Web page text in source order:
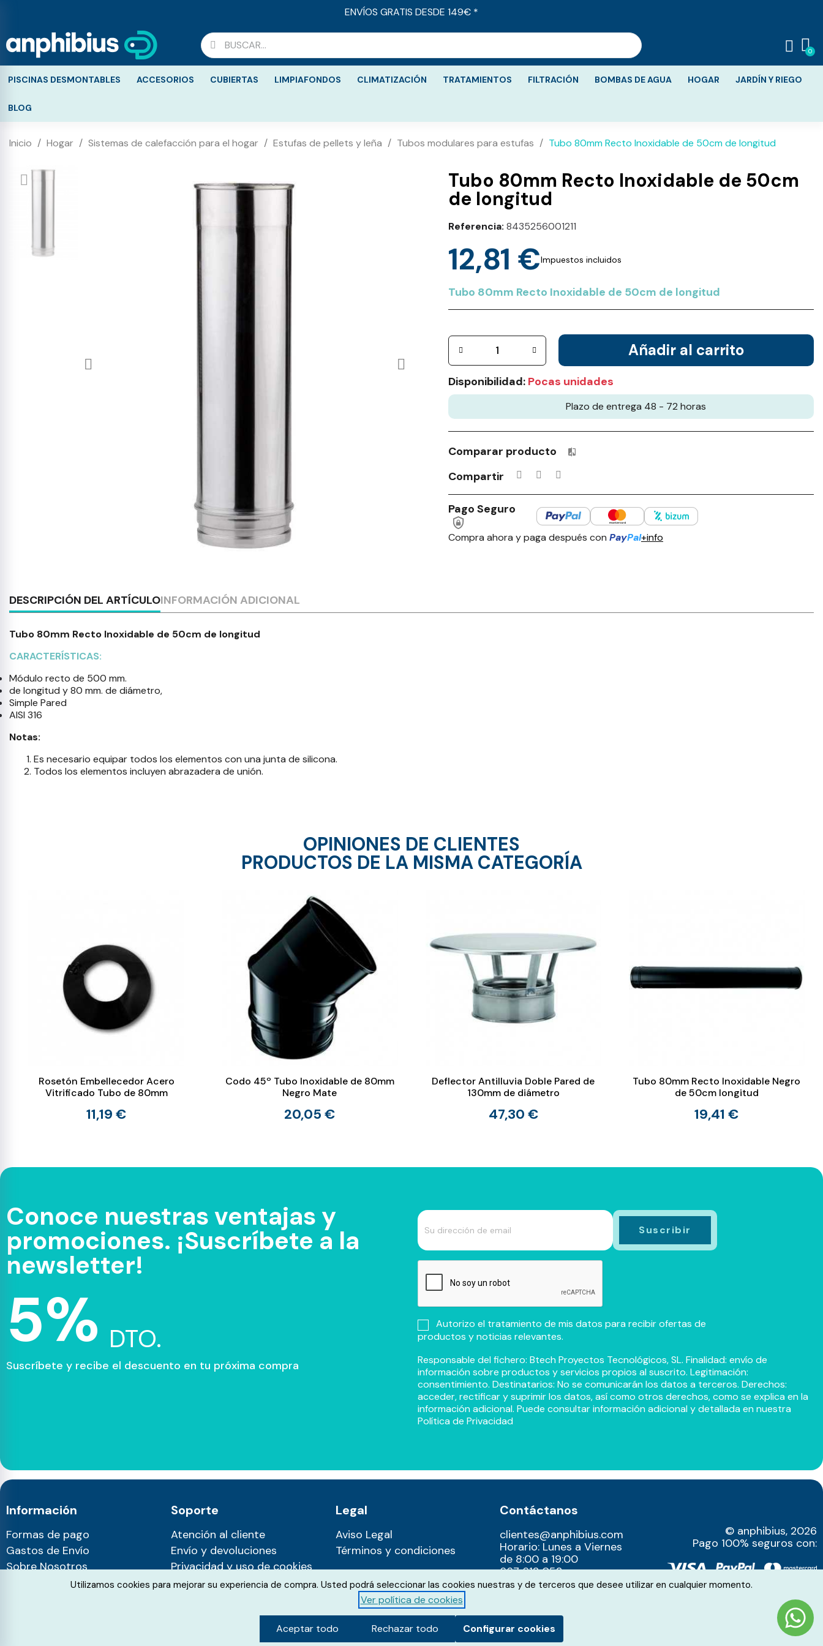
ENVÍOS GRATIS DESDE 149€ *
PISCINAS DESMONTABLES ACCESORIOS CUBIERTAS LIMPIAFONDOS CLIMATIZACIÓN TRATAMIENTOS FILTRACIÓN BOMBAS DE AGUA HOGAR JARDÍN Y RIEGO
BLOG
Inicio Hogar Sistemas de calefacción para el hogar Estufas de pellets y leña Tubos modulares para estufas Tubo 80mm Recto Inoxidable de 50cm de longitud
Tubo 80mm Recto Inoxidable de 50cm
de longitud
Referencia 8435256001211
12,81 €Impuestos incluidos
Tubo 80mm Recto Inoxidable de 50cm de longitud
Añadir al carrito
Disponibilidad: Pocas unidades
Plazo de entrega 48 - 72 horas
Comparar producto Productos incluidos en tu lista de comparación: 0 / 4
Compartir
Pago Seguro
Compra ahora y paga después con PayPal+info
DESCRIPCIÓN DEL ARTÍCULOINFORMACIÓN ADICIONAL
Tubo 80mm Recto Inoxidable de 50cm de longitud
CARACTERÍSTICAS:
Módulo recto de 500 mm.
de longitud y 80 mm. de diámetro,
Simple Pared
AISI 316
Notas:
Es necesario equipar todos los elementos con una junta de silicona.
Todos los elementos incluyen abrazadera de unión.
OPINIONES DE CLIENTES
PRODUCTOS DE LA MISMA CATEGORÍA
Rosetón Embellecedor Acero
Vitrificado Tubo de 80mm
11,19 €
Codo 45º Tubo Inoxidable de 80mm
Negro Mate
20,05 €
Deflector Antilluvia Doble Pared de
130mm de diámetro
47,30 €
Tubo 80mm Recto Inoxidable Negro
de 50cm longitud
19,41 €
Conoce nuestras ventajas y
promociones. ¡Suscríbete a la
newsletter!
5% DTO.
Suscríbete y recibe el descuento en tu próxima compra
Autorizo el tratamiento de mis datos para recibir ofertas de
productos y noticias relevantes.
Responsable del fichero: Btech Proyectos Tecnológicos, SL. Finalidad: envío de
información sobre productos y servicios propios al suscrito. Legitimación:
consentimiento. Destinatarios: No se comunicarán los datos a terceros. Derechos:
acceder, rectificar y suprimir los datos, así como otros derechos, como se explica en la
información adicional. Puede consultar información adicional y detallada en nuestra
Política de Privacidad
Información
Formas de pago
Gastos de Envío
Sobre Nosotros
Soporte
Atención al cliente
Envío y devoluciones
Privacidad y uso de cookies
Legal
Aviso Legal
Términos y condiciones
Contáctanos
clientes@anphibius.com
Horario: Lunes a Viernes
de 8:00 a 19:00
667 612 052​
© anphibius, 2026
Pago 100% seguros con:
Cookie Consent
Utilizamos cookies para mejorar su experiencia de compra. Usted podrá seleccionar las cookies nuestras y de terceros que desee utilizar en cualquier momento.
Ver política de cookies
Aceptar todo Rechazar todo Configurar cookies